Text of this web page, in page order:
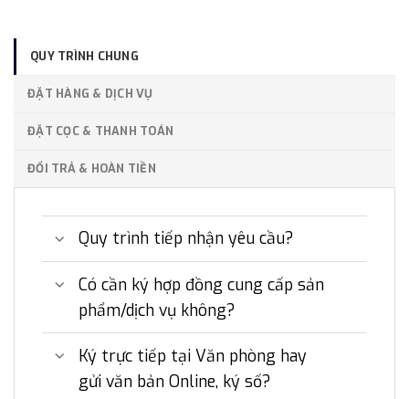
QUY TRÌNH CHUNG
ĐẶT HÀNG & DỊCH VỤ
ĐẶT CỌC & THANH TOÁN
ĐỔI TRẢ & HOÀN TIỀN
Quy trình tiếp nhận yêu cầu?
Có cần ký hợp đồng cung cấp sản
phẩm/dịch vụ không?
Ký trực tiếp tại Văn phòng hay
gửi văn bản Online, ký số?